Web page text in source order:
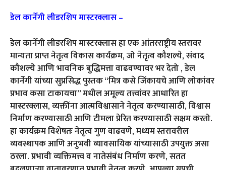
डेल कार्नेगी लीडरशिप मास्टरक्लास –
डेल कार्नेगी लीडरशिप मास्टरक्लास हा एक आंतरराष्ट्रीय स्तरावर
मान्यता प्राप्त नेतृत्व विकास कार्यक्रम, जो नेतृत्व कौशल्ये, संवाद
कौशल्ये आणि भावनिक बुद्धिमत्ता वाढवण्यावर भर देतो , डेल
कार्नेगी यांच्या सुप्रसिद्ध पुस्तक “मित्र कसे जिंकायचे आणि लोकांवर
प्रभाव कसा टाकायचा” मधील अमूल्य तत्त्वांवर आधारित हा
मास्टरक्लास, व्यक्तींना आत्मविश्वासाने नेतृत्व करण्यासाठी, विश्वास
निर्माण करण्यासाठी आणि टीमला प्रेरित करण्यासाठी सक्षम करतो.
हा कार्यक्रम विशेषतः नेतृत्व गुण वाढवणे, मध्यम स्तरावरील
व्यवस्थापक आणि अनुभवी व्यावसायिक यांच्यासाठी उपयुक्त असा
ठरला. प्रभावी व्यक्तिमत्त्व व नातेसंबंध निर्माण करणे, सतत